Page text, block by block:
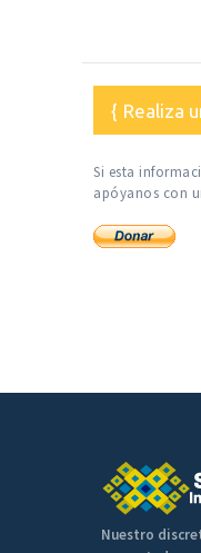
Realiza
Si esta
apóyanos con
Nuestro